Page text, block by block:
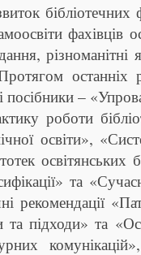
бібліотечних
фахівців
різноманітні
останніх
–
роботи
освіти»,
освітянських
та
рекомендації
підходи» та